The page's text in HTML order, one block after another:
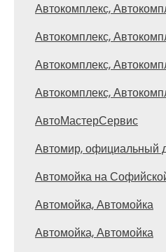
Автокомплекс,
Автокомплекс,
Автокомплекс,
Автокомплекс,
АвтоМастерСервис
Автомир, официальный
Автомойка на
Автомойка, Автомойка
Автомойка, Автомойка